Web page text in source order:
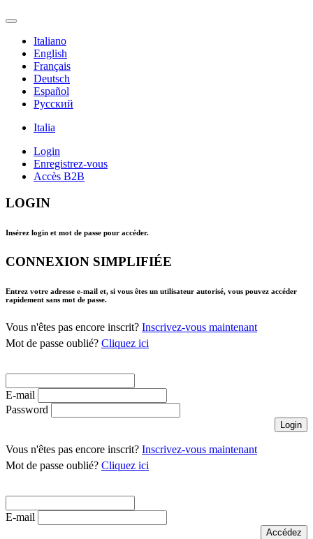
Italiano
English
Français
Deutsch
Español
Pусский
Italia
Login
Enregistrez-vous
Accès B2B
LOGIN
Insérez login et mot de passe pour accéder.
CONNEXION SIMPLIFIÉE
Entrez votre adresse e-mail et, si vous êtes un utilisateur autorisé, vous pouvez accéder
rapidement sans mot de passe.
Vous n'êtes pas encore inscrit? Inscrivez-vous maintenant
Mot de passe oublié? Cliquez ici
E-mail
Password
Vous n'êtes pas encore inscrit? Inscrivez-vous maintenant
Mot de passe oublié? Cliquez ici
E-mail